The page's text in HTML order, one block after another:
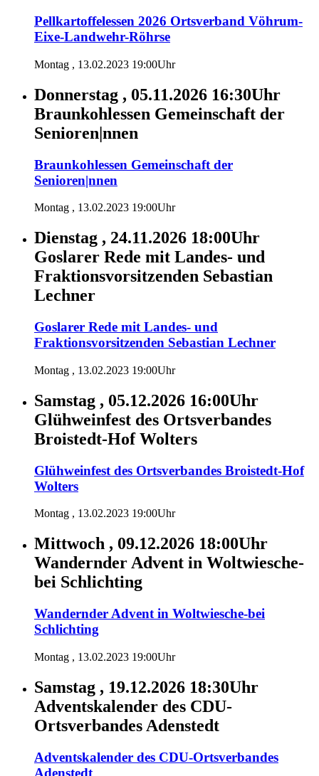
Pellkartoffelessen 2026 Ortsverband Vöhrum-
Eixe-Landwehr-Röhrse
Montag , 13.02.2023 19:00Uhr
Donnerstag , 05.11.2026 16:30Uhr
Braunkohlessen Gemeinschaft der
Senioren|nnen
Braunkohlessen Gemeinschaft der
Senioren|nnen
Montag , 13.02.2023 19:00Uhr
Dienstag , 24.11.2026 18:00Uhr
Goslarer Rede mit Landes- und
Fraktionsvorsitzenden Sebastian
Lechner
Goslarer Rede mit Landes- und
Fraktionsvorsitzenden Sebastian Lechner
Montag , 13.02.2023 19:00Uhr
Samstag , 05.12.2026 16:00Uhr
Glühweinfest des Ortsverbandes
Broistedt-Hof Wolters
Glühweinfest des Ortsverbandes Broistedt-Hof
Wolters
Montag , 13.02.2023 19:00Uhr
Mittwoch , 09.12.2026 18:00Uhr
Wandernder Advent in Woltwiesche-
bei Schlichting
Wandernder Advent in Woltwiesche-bei
Schlichting
Montag , 13.02.2023 19:00Uhr
Samstag , 19.12.2026 18:30Uhr
Adventskalender des CDU-
Ortsverbandes Adenstedt
Adventskalender des CDU-Ortsverbandes
Adenstedt